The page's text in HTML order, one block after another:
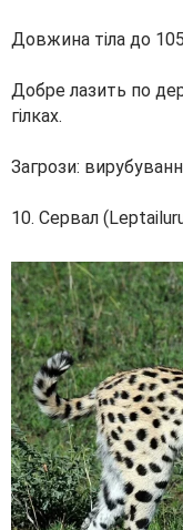
Довжина тіла до
Добре лазить по
гілках.
Загрози:
10. Сервал